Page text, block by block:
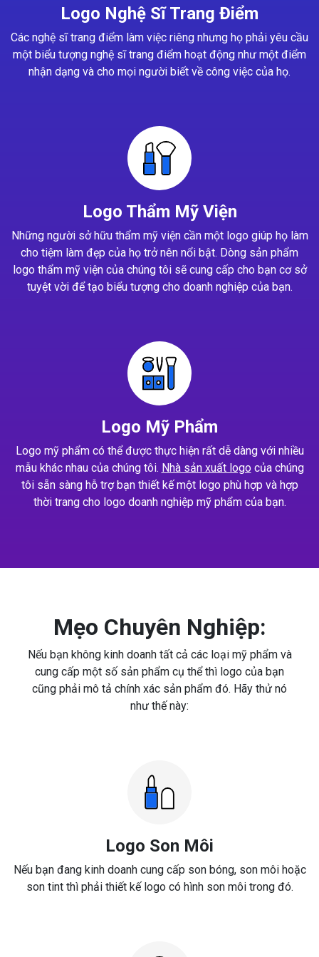
Logo Nghệ Sĩ Trang Điểm
Các nghệ sĩ trang điểm làm việc riêng nhưng họ phải yêu cầu
một biểu tượng nghệ sĩ trang điểm hoạt động như một điểm
nhận dạng và cho mọi người biết về công việc của họ.
Logo Thẩm Mỹ Viện
Những người sở hữu thẩm mỹ viện cần một logo giúp họ làm
cho tiệm làm đẹp của họ trở nên nổi bật. Dòng sản phẩm
logo thẩm mỹ viện của chúng tôi sẽ cung cấp cho bạn cơ sở
tuyệt vời để tạo biểu tượng cho doanh nghiệp của bạn.
Logo Mỹ Phẩm
Logo mỹ phẩm có thể được thực hiện rất dễ dàng với nhiều
mẫu khác nhau của chúng tôi. Nhà sản xuất logocủa chúng
tôi sẵn sàng hỗ trợ bạn thiết kế một logo phù hợp và hợp
thời trang cho logo doanh nghiệp mỹ phẩm của bạn.
Mẹo Chuyên Nghiệp:
Nếu bạn không kinh doanh tất cả các loại mỹ phẩm và
cung cấp một số sản phẩm cụ thể thì logo của bạn
cũng phải mô tả chính xác sản phẩm đó. Hãy thử nó
như thế này:
Logo Son Môi
Nếu bạn đang kinh doanh cung cấp son bóng, son môi hoặc
son tint thì phải thiết kế logo có hình son môi trong đó.